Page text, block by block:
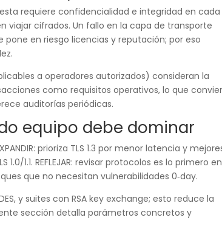
requiere confidencialidad e integridad en cada
viajar cifrados. Un fallo en la capa de transporte
en riesgo licencias y reputación; por eso
a operadores autorizados) consideran la
como requisitos operativos, lo que
auditorías periódicas.
equipo debe dominar
prioriza TLS 1.3 por menor latencia y
1.1. REFLEJAR: revisar protocolos es lo primero
que no necesitan vulnerabilidades 0‑day.
y suites con RSA key exchange; esto reduce la
sección detalla parámetros concretos y